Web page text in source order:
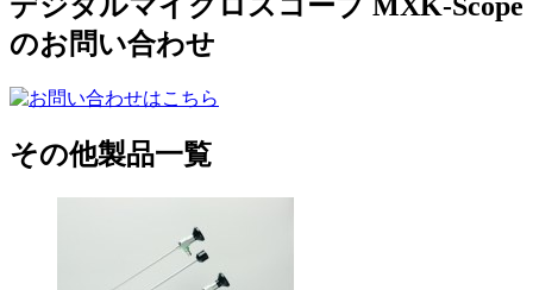
デジタルマイクロスコープ MXK-Scope
のお問い合わせ
その他製品一覧